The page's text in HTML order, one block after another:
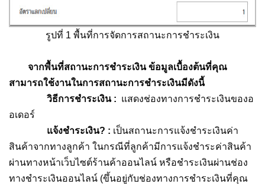
รูปที่ 1 พื้นที่การจัดการสถานะการชำระเงิน
จากพื้นที่สถานะการชำระเงิน ข้อมูลเบื้องต้นที่คุณ
สามารถใช้งานในการสถานะการชำระเงินมีดังนี้
วิธีการชำระเงิน : แสดงช่องทางการชำระเงินของอ
อเดอร์
แจ้งชำระเงิน? : เป็นสถานะการแจ้งชำระเงินค่า
สินค้าจากทางลูกค้า ในกรณีที่ลูกค้ามีการแจ้งชำระค่าสินค้า
ผ่านทางหน้าเว็บไซต์ร้านค้าออนไลน์ หรือชำระเงินผ่านช่อง
ทางชำระเงินออนไลน์ (ขึ้นอยู่กับช่องทางการชำระเงินที่คุณ